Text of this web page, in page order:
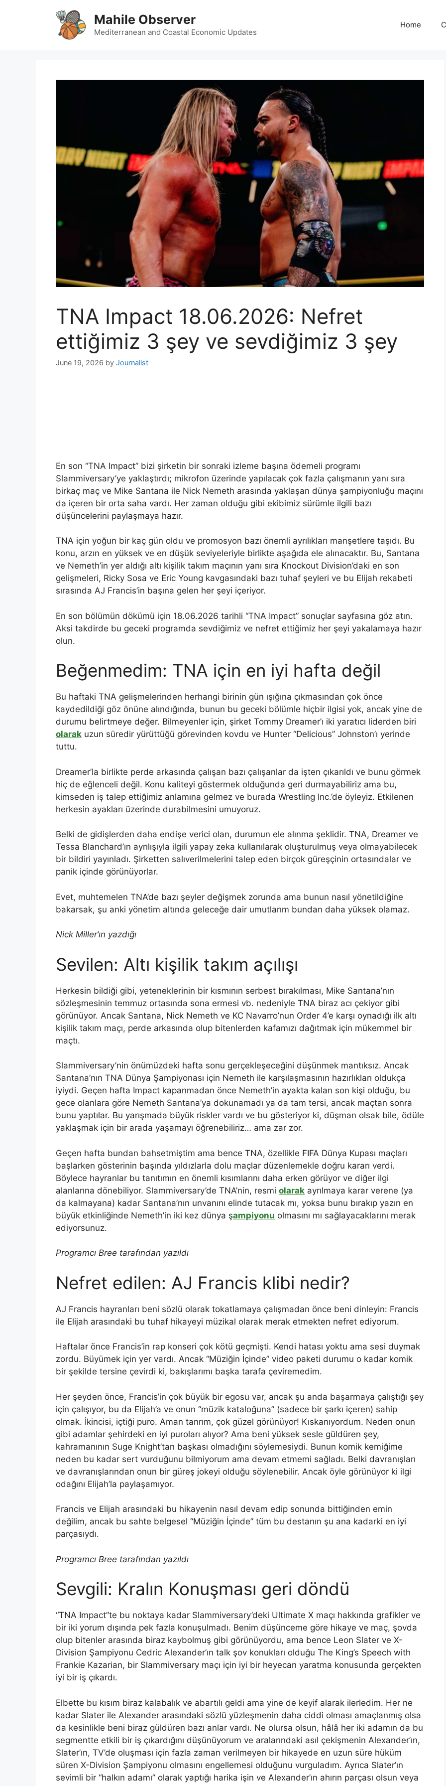
Mahile Observer
Mediterranean and Coastal Economic Updates
Home
TNA Impact 18.06.2026: Nefret
ettiğimiz 3 şey ve sevdiğimiz 3 şey
June 19, 2026 by Journalist
En son “TNA Impact” bizi şirketin bir sonraki izleme başına ödemeli programı
Slammiversary’ye yaklaştırdı; mikrofon üzerinde yapılacak çok fazla çalışmanın yanı sıra
birkaç maç ve Mike Santana ile Nick Nemeth arasında yaklaşan dünya şampiyonluğu maçını
da içeren bir orta saha vardı. Her zaman olduğu gibi ekibimiz sürümle ilgili bazı
düşüncelerini paylaşmaya hazır.
TNA için yoğun bir kaç gün oldu ve promosyon bazı önemli ayrılıkları manşetlere taşıdı. Bu
konu, arzın en yüksek ve en düşük seviyeleriyle birlikte aşağıda ele alınacaktır. Bu, Santana
ve Nemeth’in yer aldığı altı kişilik takım maçının yanı sıra Knockout Division’daki en son
gelişmeleri, Ricky Sosa ve Eric Young kavgasındaki bazı tuhaf şeyleri ve bu Elijah rekabeti
sırasında AJ Francis’in başına gelen her şeyi içeriyor.
En son bölümün dökümü için 18.06.2026 tarihli “TNA Impact” sonuçlar sayfasına göz atın.
Aksi takdirde bu geceki programda sevdiğimiz ve nefret ettiğimiz her şeyi yakalamaya hazır
olun.
Beğenmedim: TNA için en iyi hafta değil
Bu haftaki TNA gelişmelerinden herhangi birinin gün ışığına çıkmasından çok önce
kaydedildiği göz önüne alındığında, bunun bu geceki bölümle hiçbir ilgisi yok, ancak yine de
durumu belirtmeye değer. Bilmeyenler için, şirket Tommy Dreamer’ı iki yaratıcı liderden biri
olarak uzun süredir yürüttüğü görevinden kovdu ve Hunter “Delicious” Johnston’ı yerinde
tuttu.
Dreamer’la birlikte perde arkasında çalışan bazı çalışanlar da işten çıkarıldı ve bunu görmek
hiç de eğlenceli değil. Konu kaliteyi göstermek olduğunda geri durmayabiliriz ama bu,
kimseden iş talep ettiğimiz anlamına gelmez ve burada Wrestling Inc.’de öyleyiz. Etkilenen
herkesin ayakları üzerinde durabilmesini umuyoruz.
Belki de gidişlerden daha endişe verici olan, durumun ele alınma şeklidir. TNA, Dreamer ve
Tessa Blanchard’ın ayrılışıyla ilgili yapay zeka kullanılarak oluşturulmuş veya olmayabilecek
bir bildiri yayınladı. Şirketten salıverilmelerini talep eden birçok güreşçinin ortasındalar ve
panik içinde görünüyorlar.
Evet, muhtemelen TNA’de bazı şeyler değişmek zorunda ama bunun nasıl yönetildiğine
bakarsak, şu anki yönetim altında geleceğe dair umutlarım bundan daha yüksek olamaz.
Nick Miller’ın yazdığı
Sevilen: Altı kişilik takım açılışı
Herkesin bildiği gibi, yeteneklerinin bir kısmının serbest bırakılması, Mike Santana’nın
sözleşmesinin temmuz ortasında sona ermesi vb. nedeniyle TNA biraz acı çekiyor gibi
görünüyor. Ancak Santana, Nick Nemeth ve KC Navarro’nun Order 4’e karşı oynadığı ilk altı
kişilik takım maçı, perde arkasında olup bitenlerden kafamızı dağıtmak için mükemmel bir
maçtı.
Slammiversary’nin önümüzdeki hafta sonu gerçekleşeceğini düşünmek mantıksız. Ancak
Santana’nın TNA Dünya Şampiyonası için Nemeth ile karşılaşmasının hazırlıkları oldukça
iyiydi. Geçen hafta Impact kapanmadan önce Nemeth’in ayakta kalan son kişi olduğu, bu
gece olanlara göre Nemeth Santana’ya dokunamadı ya da tam tersi, ancak maçtan sonra
bunu yaptılar. Bu yarışmada büyük riskler vardı ve bu gösteriyor ki, düşman olsak bile, ödüle
yaklaşmak için bir arada yaşamayı öğrenebiliriz… ama zar zor.
Geçen hafta bundan bahsetmiştim ama bence TNA, özellikle FIFA Dünya Kupası maçları
başlarken gösterinin başında yıldızlarla dolu maçlar düzenlemekle doğru kararı verdi.
Böylece hayranlar bu tanıtımın en önemli kısımlarını daha erken görüyor ve diğer ilgi
alanlarına dönebiliyor. Slammiversary’de TNA’nin, resmi olarak ayrılmaya karar verene (ya
da kalmayana) kadar Santana’nın unvanını elinde tutacak mı, yoksa bunu bırakıp yazın en
büyük etkinliğinde Nemeth’in iki kez dünya şampiyonu olmasını mı sağlayacaklarını merak
ediyorsunuz.
Programcı Bree tarafından yazıldı
Nefret edilen: AJ Francis klibi nedir?
AJ Francis hayranları beni sözlü olarak tokatlamaya çalışmadan önce beni dinleyin: Francis
ile Elijah arasındaki bu tuhaf hikayeyi müzikal olarak merak etmekten nefret ediyorum.
Haftalar önce Francis’in rap konseri çok kötü geçmişti. Kendi hatası yoktu ama sesi duymak
zordu. Büyümek için yer vardı. Ancak “Müziğin İçinde” video paketi durumu o kadar komik
bir şekilde tersine çevirdi ki, bakışlarımı başka tarafa çeviremedim.
Her şeyden önce, Francis’in çok büyük bir egosu var, ancak şu anda başarmaya çalıştığı şey
için çalışıyor, bu da Elijah’a ve onun “müzik kataloğuna” (sadece bir şarkı içeren) sahip
olmak. İkincisi, içtiği puro. Aman tanrım, çok güzel görünüyor! Kıskanıyordum. Neden onun
gibi adamlar şehirdeki en iyi puroları alıyor? Ama beni yüksek sesle güldüren şey,
kahramanının Suge Knight’tan başkası olmadığını söylemesiydi. Bunun komik kemiğime
neden bu kadar sert vurduğunu bilmiyorum ama devam etmemi sağladı. Belki davranışları
ve davranışlarından onun bir güreş jokeyi olduğu söylenebilir. Ancak öyle görünüyor ki ilgi
odağını Elijah’la paylaşamıyor.
Francis ve Elijah arasındaki bu hikayenin nasıl devam edip sonunda bittiğinden emin
değilim, ancak bu sahte belgesel “Müziğin İçinde” tüm bu destanın şu ana kadarki en iyi
parçasıydı.
Programcı Bree tarafından yazıldı
Sevgili: Kralın Konuşması geri döndü
“TNA Impact”te bu noktaya kadar Slammiversary’deki Ultimate X maçı hakkında grafikler ve
bir iki yorum dışında pek fazla konuşulmadı. Benim düşünceme göre hikaye ve maç, şovda
olup bitenler arasında biraz kaybolmuş gibi görünüyordu, ama bence Leon Slater ve X-
Division Şampiyonu Cedric Alexander’ın talk şov konukları olduğu The King’s Speech with
Frankie Kazarian, bir Slammiversary maçı için iyi bir heyecan yaratma konusunda gerçekten
iyi bir iş çıkardı.
Elbette bu kısım biraz kalabalık ve abartılı geldi ama yine de keyif alarak ilerledim. Her ne
kadar Slater ile Alexander arasındaki sözlü yüzleşmenin daha ciddi olması amaçlanmış olsa
da kesinlikle beni biraz güldüren bazı anlar vardı. Ne olursa olsun, hâlâ her iki adamın da bu
segmentte etkili bir iş çıkardığını düşünüyorum ve aralarındaki asıl çekişmenin Alexander’ın,
Slater’ın, TV’de oluşması için fazla zaman verilmeyen bir hikayede en uzun süre hüküm
süren X-Division Şampiyonu olmasını engellemesi olduğunu vurguladım. Ayrıca Slater’ın
sevimli bir “halkın adamı” olarak yaptığı harika işin ve Alexander’ın ahırın parçası olsun veya